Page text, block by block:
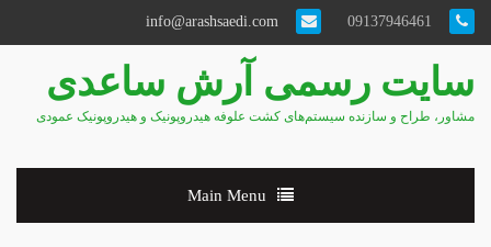
سایت رسمی آرش ساعدی
مشاور، طراح و سازنده سیستم‌های کشت علوفه هیدروپونیک و هیدروپونیک عمودی
Main Menu